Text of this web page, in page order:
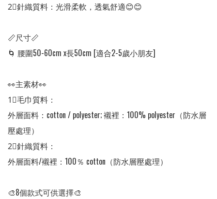
2⃣針織質料：光滑柔軟，透氣舒適😊😊
📏尺寸📏
🌀 腰圍50-60cm x長50cm [適合2-5歲小朋友]
👀主素材👀
1⃣毛巾質料：
外層面料：cotton / polyester; 襯裡：100% polyester（防水層
壓處理）
2⃣針織質料：
外層面料/襯裡：100％ cotton（防水層壓處理）
🎨8個款式可供選擇🎨